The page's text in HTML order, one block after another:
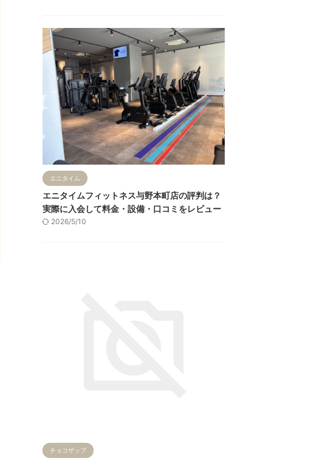
エニタイム
エニタイムフィットネス与野本町店の評判は？
実際に入会して料金・設備・口コミをレビュー
2026/5/10
チョコザップ